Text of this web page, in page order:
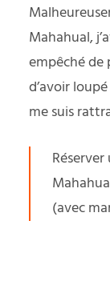
Mahahual,
empêché de
d’avoir
me suis
(avec